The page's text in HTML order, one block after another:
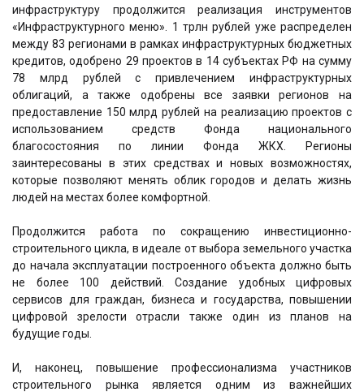
инфраструктуру продолжится реализация инструментов
«Инфраструктурного меню». 1 трлн рублей уже распределен
между 83 регионами в рамках инфраструктурных бюджетных
кредитов, одобрено 29 проектов в 14 субъектах РФ на сумму
78 млрд рублей с привлечением инфраструктурных
облигаций, а также одобрены все заявки регионов на
предоставление 150 млрд рублей на реализацию проектов с
использованием средств Фонда национального
благосостояния по линии Фонда ЖКХ. Регионы
заинтересованы в этих средствах и новых возможностях,
которые позволяют менять облик городов и делать жизнь
людей на местах более комфортной.
Продолжится работа по сокращению инвестиционно-
строительного цикла, в идеале от выбора земельного участка
до начала эксплуатации построенного объекта должно быть
не более 100 действий. Создание удобных цифровых
сервисов для граждан, бизнеса и государства, повышении
цифровой зрелости отрасли также один из планов на
будущие годы.
И, наконец, повышение профессионализма участников
строительного рынка является одним из важнейших